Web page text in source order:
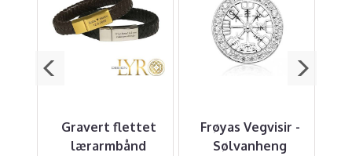
Gravert flettet
lærarmbånd
Frøyas Vegvisir -
Sølvanheng